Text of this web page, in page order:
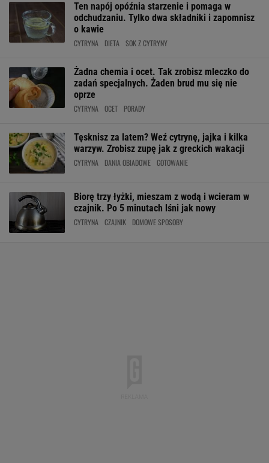
Ten napój opóźnia starzenie i pomaga w
odchudzaniu. Tylko dwa składniki i zapomnisz
o kawie
CYTRYNA DIETA SOK Z CYTRYNY
Żadna chemia i ocet. Tak zrobisz mleczko do
zadań specjalnych. Żaden brud mu się nie
oprze
CYTRYNA OCET PORADY
Tęsknisz za latem? Weź cytrynę, jajka i kilka
warzyw. Zrobisz zupę jak z greckich wakacji
CYTRYNA DANIA OBIADOWE GOTOWANIE
Biorę trzy łyżki, mieszam z wodą i wcieram w
czajnik. Po 5 minutach lśni jak nowy
CYTRYNA CZAJNIK DOMOWE SPOSOBY